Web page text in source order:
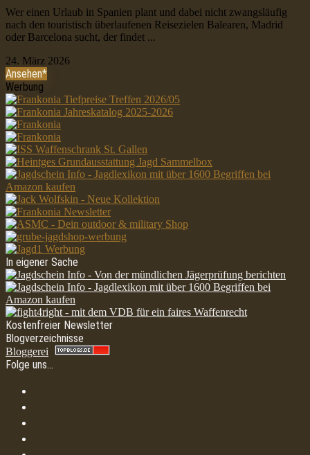
Wer einen Urlaub in Spanien plant und dabei nicht zwangsläufig
nach den touristisch überlaufenen Reisezielen Balearen, Madrid
oder Barcelona sucht, der findet ...
24. März 2026
Ansehen*
Werbung
In eigener Sache
Kostenfreier Newsletter
Blogverzeichnisse
Bloggerei
Folge uns…